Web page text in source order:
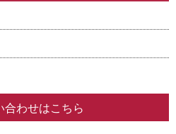
合わせはこちら